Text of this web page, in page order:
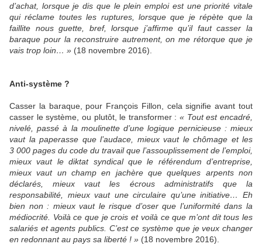
d’achat, lorsque je dis que le plein emploi est une priorité vitale
qui réclame toutes les ruptures, lorsque que je répète que la
faillite nous guette, bref, lorsque j’affirme qu’il faut casser la
baraque pour la reconstruire autrement, on me rétorque que je
vais trop loin… » (18 novembre 2016).
Anti-système ?
Casser la baraque, pour François Fillon, cela signifie avant tout
casser le système, ou plutôt, le transformer :« Tout est encadré,
nivelé, passé à la moulinette d’une logique pernicieuse : mieux
vaut la paperasse que l’audace, mieux vaut le chômage et les
3 000 pages du code du travail que l’assouplissement de l’emploi,
mieux vaut le diktat syndical que le référendum d’entreprise,
mieux vaut un champ en jachère que quelques arpents non
déclarés, mieux vaut les écrous administratifs que la
responsabilité, mieux vaut une circulaire qu’une initiative… Eh
bien non : mieux vaut le risque d’oser que l’uniformité dans la
médiocrité. Voilà ce que je crois et voilà ce que m’ont dit tous les
salariés et agents publics. C’est ce système que je veux changer
en redonnant au pays sa liberté ! » (18 novembre 2016).